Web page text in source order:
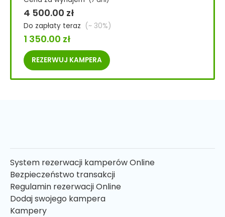
4 500.00 zł
Do zapłaty teraz (~ 30%)
1 350.00 zł
REZERWUJ KAMPERA
System rezerwacji kamperów Online
Bezpieczeństwo transakcji
Regulamin rezerwacji Online
Dodaj swojego kampera
Kampery